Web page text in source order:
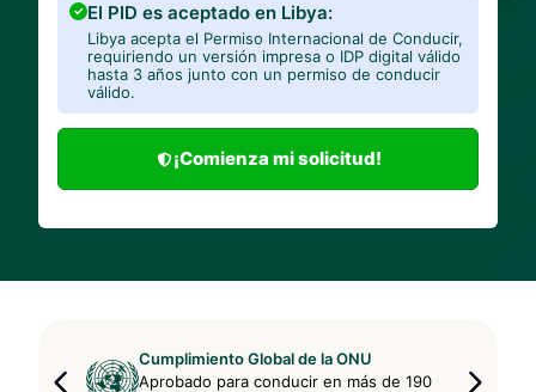
El PID es aceptado en Libya:
Libya acepta el Permiso Internacional de Conducir,
requiriendo un versión impresa o IDP digital válido
hasta 3 años junto con un permiso de conducir
válido.
¡Comienza mi solicitud!
Cumplimiento Global de la ONU
Aprobado para conducir en más de 190